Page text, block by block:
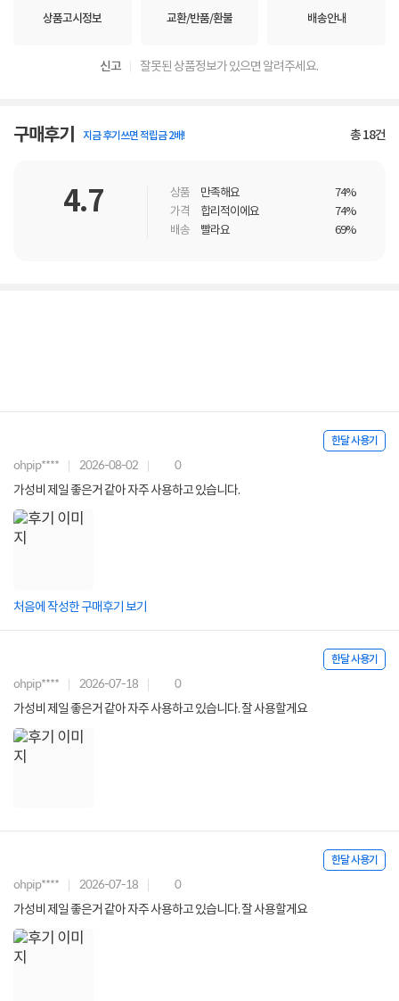
상품고시정보 교환/반품/환불 배송안내
신고 잘못된 상품정보가 있으면 알려주세요.
구매후기 지금 후기쓰면 적립금 2배! 총18건
4.7 상품 만족해요
74%
가격
합리적이에요
74%
배송
빨라요 69%
한달 사용기
ohpip**** 2026-08-02 0
가성비 제일 좋은거 같아 자주 사용하고 있습니다.
처음에 작성한 구매후기 보기
한달 사용기
ohpip**** 2026-07-18 0
가성비 제일 좋은거 같아 자주 사용하고 있습니다. 잘 사용할게요
한달 사용기
ohpip**** 2026-07-18 0
가성비 제일 좋은거 같아 자주 사용하고 있습니다. 잘 사용할게요